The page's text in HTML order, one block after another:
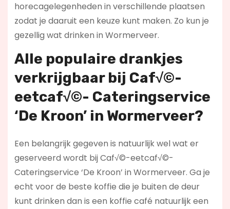
horecagelegenheden in verschillende plaatsen
zodat je daaruit een keuze kunt maken. Zo kun je
gezellig wat drinken in Wormerveer.
Alle populaire drankjes
verkrijgbaar bij Caf√©-
eetcaf√©- Cateringservice
‘De Kroon’ in Wormerveer?
Een belangrijk gegeven is natuurlijk wel wat er
geserveerd wordt bij Caf√©-eetcaf√©-
Cateringservice ‘De Kroon’ in Wormerveer. Ga je
echt voor de beste koffie die je buiten de deur
kunt drinken dan is een koffie café natuurlijk een